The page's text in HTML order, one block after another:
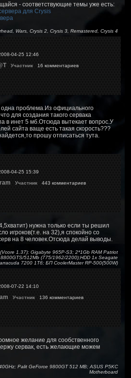
- соответствующие темы уже есть:
для Crysis
Wars, Crysis 2, Crysis 3, Remastered, Crysis 4
04-25 12:46
Участник 16 комментариев
проблема.Из официального
для создания такого сервака
в инет 5 мб.Отсюда вытекает вопрос.У
сайта ваще есть такая скорость???
прошу отписаться тута.
04-25 15:39
Участник 443 комментариев
нужна только если ты решил
игроков(т.е. на 32),я спокойно со
на 8 человек.Отсюда делай выводы.
1.37); Gigabyte 965P-S3; 2*1Gb RAM Patriot
512Mb (775/1962/2200);HDD 1x Seagate
7200 1Тб; БП CoolerMaster RP-500(500W)
07-22 14:10
Участник 136 комментариев
желание для сообственного
сервак, есть желающие можем
Palit GeForce 9800GT 512 MB; ASUS P5KC
Motherboard